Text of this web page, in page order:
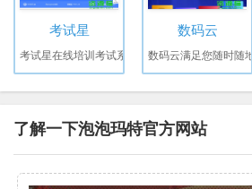
考试星
考试星在线培训考试系
数码云
数码云满足您随时随地
了解一下泡泡玛特官方网站